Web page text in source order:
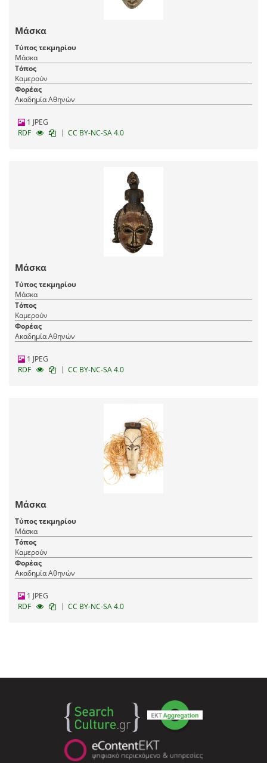
Μάσκα
Τύπος τεκμηρίου
Μάσκα
Τόπος
Καμερούν
Φορέας
Ακαδημία Αθηνών
1 JPEG
RDF
| CC BY-NC-SA 4.0
Μάσκα
Τύπος τεκμηρίου
Μάσκα
Τόπος
Καμερούν
Φορέας
Ακαδημία Αθηνών
1 JPEG
RDF
| CC BY-NC-SA 4.0
Μάσκα
Τύπος τεκμηρίου
Μάσκα
Τόπος
Καμερούν
Φορέας
Ακαδημία Αθηνών
1 JPEG
RDF
| CC BY-NC-SA 4.0